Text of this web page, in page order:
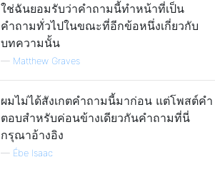
ใช่ฉันยอมรับว่าคำถามนี้ทำหน้าที่เป็น
คำถามทั่วไปในขณะที่อีกข้อหนึ่งเกี่ยวกับ
บทความนั้น
— Matthew Graves
ผมไม่ได้สังเกตคำถามนี้มาก่อน แต่โพสต์คำ
ตอบสำหรับค่อนข้างเดียวกันคำถามที่นี่
กรุณาอ้างอิง
— Ébe Isaac